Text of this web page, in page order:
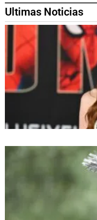
Ultimas Noticias